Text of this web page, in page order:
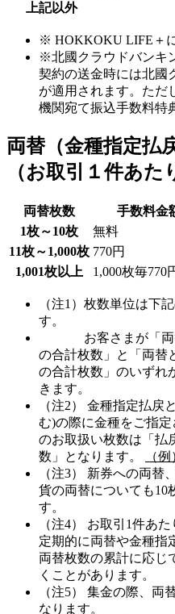
上記以外
※ HOKKOKU LIFE＋
※北國クラウドバンキ
契約の送金時には北國
が適用されます。ただ
機関宛て振込手数料特
両替（金種指定払
（お取引１件あた
両替枚数
手数料金
1枚～10枚
無料
11枚～1,000枚 770円
1,001枚以上
1,000枚毎770
（注1）枚数単位は下
す。
お客さまが「両替
の合計枚数」と「両替
の合計枚数」のいずれ
きます。
（注2） 金種指定払戻
む)の際に金種をご指
のお取扱い枚数は「払
数」となります。
（例
（注3） 新券への両替
貨の両替についても10
す。
（注4） お取引1件あ
定期的に両替や金種指
両替枚数の累計に応じ
くことがあります。
（注5） 集金の際、両
なります。